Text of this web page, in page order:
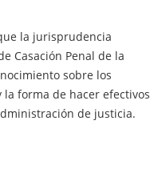
la jurisprudencia
Casación Penal de la
sobre los
forma de hacer efectivos
de justicia.